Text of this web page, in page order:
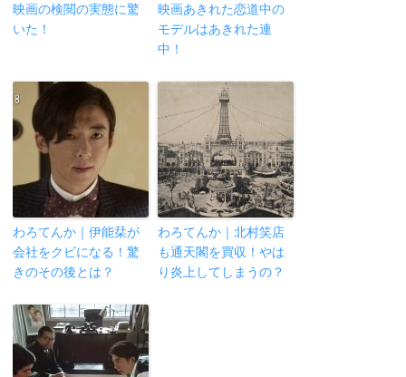
映画の検閲の実態に驚
いた！
映画あきれた恋道中の
モデルはあきれた連
中！
わろてんか｜伊能栞が
会社をクビになる！驚
きのその後とは？
わろてんか｜北村笑店
も通天閣を買収！やは
り炎上してしまうの？